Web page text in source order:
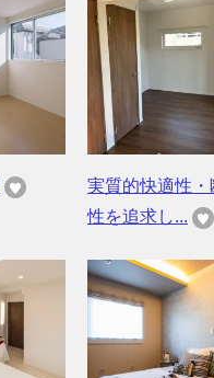
実質的快適性・
性を追求し...